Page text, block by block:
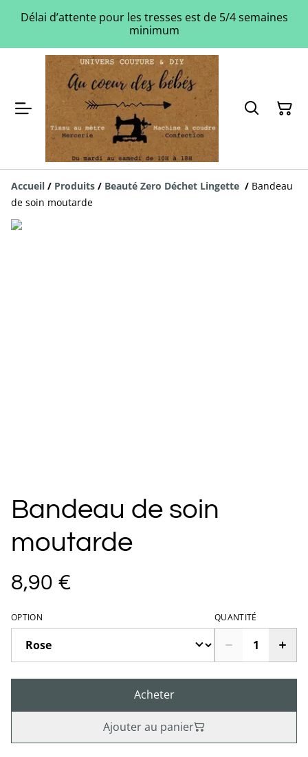
Délai d’attente pour les tresses est de 5/4 semaines
minimum
Accueil / Produits / Beauté Zero Déchet Lingette / Bandeau
de soin moutarde
Bandeau de soin
moutarde
8,90 €
OPTION QUANTITÉ
Acheter
Ajouter au panier